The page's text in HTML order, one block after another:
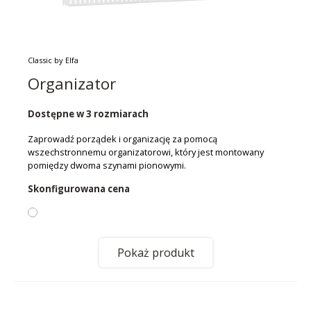
Classic by Elfa
Organizator
Dostępne w 3 rozmiarach
Zaprowadź porządek i organizację za pomocą
wszechstronnemu organizatorowi, który jest montowany
pomiędzy dwoma szynami pionowymi.
Skonfigurowana cena
Pokaż produkt